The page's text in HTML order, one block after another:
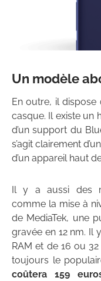
Un modèle
En outre, il dispose
casque. Il existe un
d’un support du
s’agit clairement
d’un appareil haut
Il y a aussi des
comme la mise à
de MediaTek, une
gravée en 12 nm. Il
RAM et de 16 ou
toujours le
coûtera 159